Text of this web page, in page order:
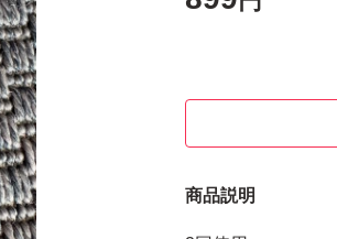
商品説明